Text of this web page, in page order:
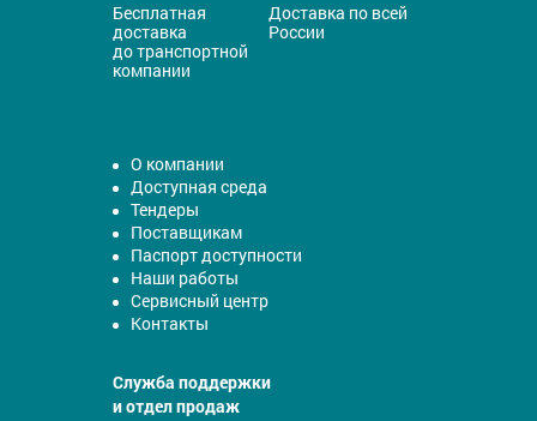
Бесплатная
доставка
до транспортной
компании
Доставка по всей
России
О компании
Доступная среда
Тендеры
Поставщикам
Паспорт доступности
Наши работы
Сервисный центр
Контакты
Служба поддержки
и отдел продаж